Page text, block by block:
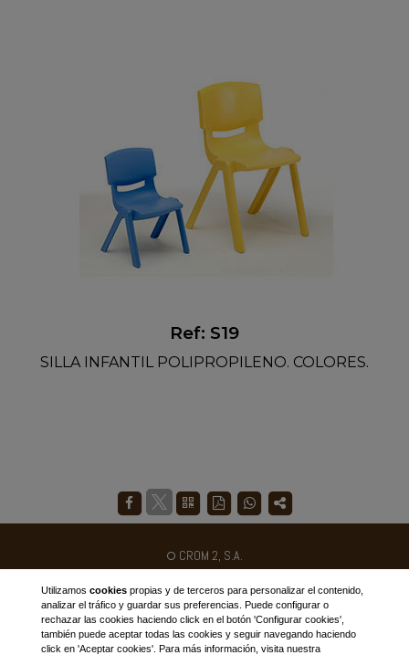
Ref: S19
SILLA INFANTIL POLIPROPILENO. COLORES.
CROM 2, S.A.
Poligon Industrial Galileo C/B
25180 - ALCARRÀS - SPAIN
Utilizamos cookiespropias y de terceros para personalizar el contenido,
analizar el tráfico y guardar sus preferencias. Puede configurar o
rechazar las cookies haciendo click en el botón 'Configurar cookies',
también puede aceptar todas las cookies y seguir navegando haciendo
click en 'Aceptar cookies'. Para más información, visita nuestra